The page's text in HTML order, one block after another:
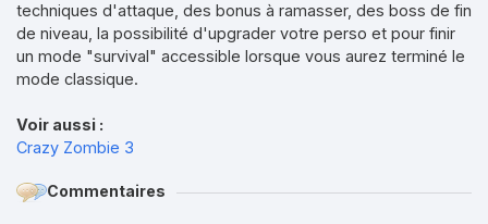
techniques d'attaque, des bonus à ramasser, des boss de fin
de niveau, la possibilité d'upgrader votre perso et pour finir
un mode "survival" accessible lorsque vous aurez terminé le
mode classique.
Voir aussi :
Crazy Zombie 3
Commentaires